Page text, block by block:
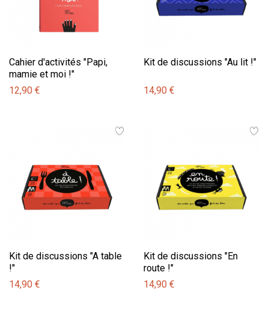
Cahier d'activités "Papi,
mamie et moi !"
12,90 €
Kit de discussions "Au lit !"
14,90 €
Kit de discussions "A table
!"
14,90 €
Kit de discussions "En
route !"
14,90 €